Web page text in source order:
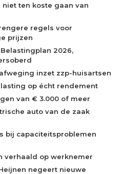
niet ten koste gaan van
regels voor
prijzen
2026,
inzet zzp-huisartsen
op écht rendement
van € 3.000 of meer
auto van de zaak
bij capaciteitsproblemen
verhaald op werknemer
negeert nieuwe